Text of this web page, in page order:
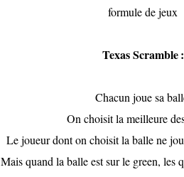
formule de jeux
Texas Scramble:
Chacun joue sa
On choisit la meilleure
Le joueur dont on choisit la balle ne
Mais quand la balle est sur le green, les